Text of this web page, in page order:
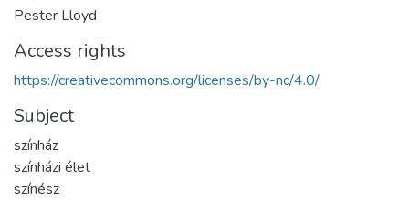
Pester Lloyd
Access rights
https://creativecommons.org/licenses/by-nc/4.0/
Subject
színház
színházi élet
színész